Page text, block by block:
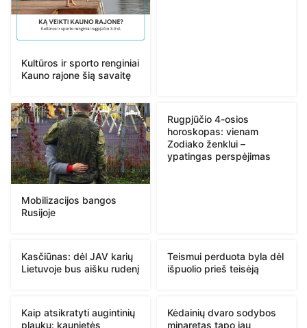
Kultūros ir sporto renginiai
Kauno rajone šią savaitę
Mobilizacijos bangos
Rusijoje
Rugpjūčio 4-osios
horoskopas: vienam
Zodiako ženklui –
ypatingas perspėjimas
Kasčiūnas: dėl JAV karių
Lietuvoje bus aišku rudenį
Teismui perduota byla dėl
išpuolio prieš teisėją
Kaip atsikratyti augintinių
plaukų: kaunietės
Kėdainių dvaro sodybos
minaretas tapo jau